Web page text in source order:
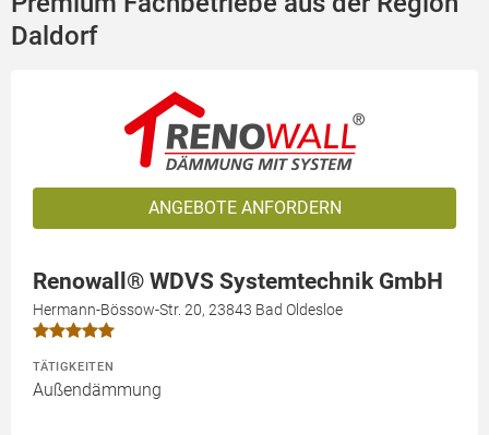
Daldorf
ANGEBOTE ANFORDERN
Renowall® WDVS Systemtechnik GmbH
Hermann-Bössow-Str. 20, 23843 Bad Oldesloe
TÄTIGKEITEN
Außendämmung